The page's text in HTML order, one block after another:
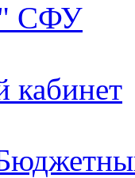
СФУ
кабинет